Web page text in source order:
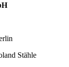
Stähle